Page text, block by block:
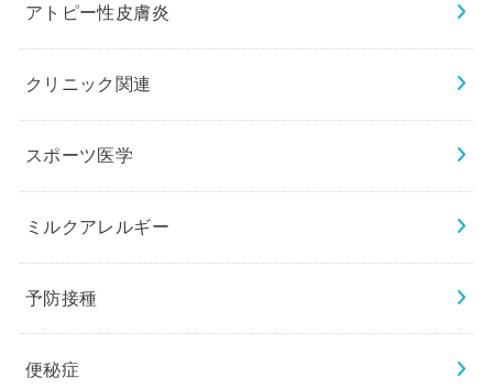
アトピー性皮膚炎
クリニック関連
スポーツ医学
ミルクアレルギー
予防接種
便秘症